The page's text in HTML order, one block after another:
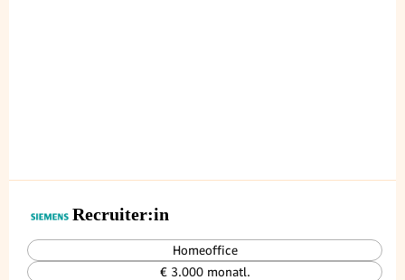
Recruiter:in
Homeoffice
€ 3.000 monatl.